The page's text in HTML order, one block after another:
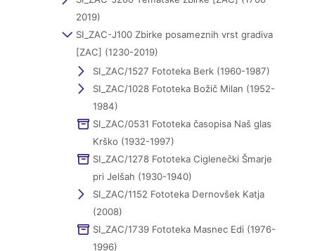
2019)
SI_ZAC-J100 Zbirke posameznih vrst gradiva
[ZAC] (1230-2019)
SI_ZAC/1527 Fototeka Berk (1960-1987)
SI_ZAC/1028 Fototeka Božič Milan (1952-
1984)
SI_ZAC/0531 Fototeka časopisa Naš glas
Krško (1932-1997)
SI_ZAC/1278 Fototeka Ciglenečki Šmarje
pri Jelšah (1930-1940)
SI_ZAC/1152 Fototeka Dernovšek Katja
(2008)
SI_ZAC/1739 Fototeka Masnec Edi (1976-
1996)